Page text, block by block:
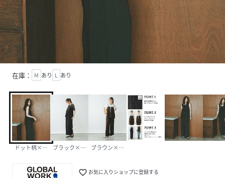
在庫： M あり L あり
ドット柄×ブラック10ブラック×ブラック09ブラウン×ブラウン58
favorite_border お気に入りショップに登録する